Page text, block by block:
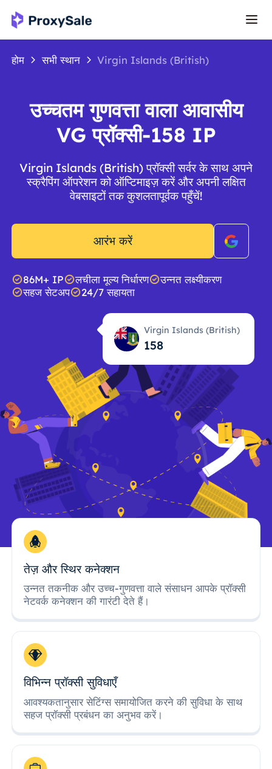
होम सभी स्थान Virgin Islands (British)
उच्चतम गुणवत्ता वाला आवासीय
VG प्रॉक्सी-158 IP
Virgin Islands (British) प्रॉक्सी सर्वर के साथ अपने
स्क्रैपिंग ऑपरेशन को ऑप्टिमाइज़ करें और अपनी लक्षित
वेबसाइटों तक कुशलतापूर्वक पहुँचें!
आरंभ करें
86M+ IP लचीला मूल्य निर्धारण
उन्नत लक्ष्यीकरण
सहज सेटअप
24/7 सहायता
Virgin Islands (British)
158
तेज़ और स्थिर कनेक्शन
उन्नत तकनीक और उच्च-गुणवत्ता वाले संसाधन आपके प्रॉक्सी
नेटवर्क कनेक्शन की गारंटी देते हैं।
विभिन्न प्रॉक्सी सुविधाएँ
आवश्यकतानुसार सेटिंग्स समायोजित करने की सुविधा के साथ
सहज प्रॉक्सी प्रबंधन का अनुभव करें।